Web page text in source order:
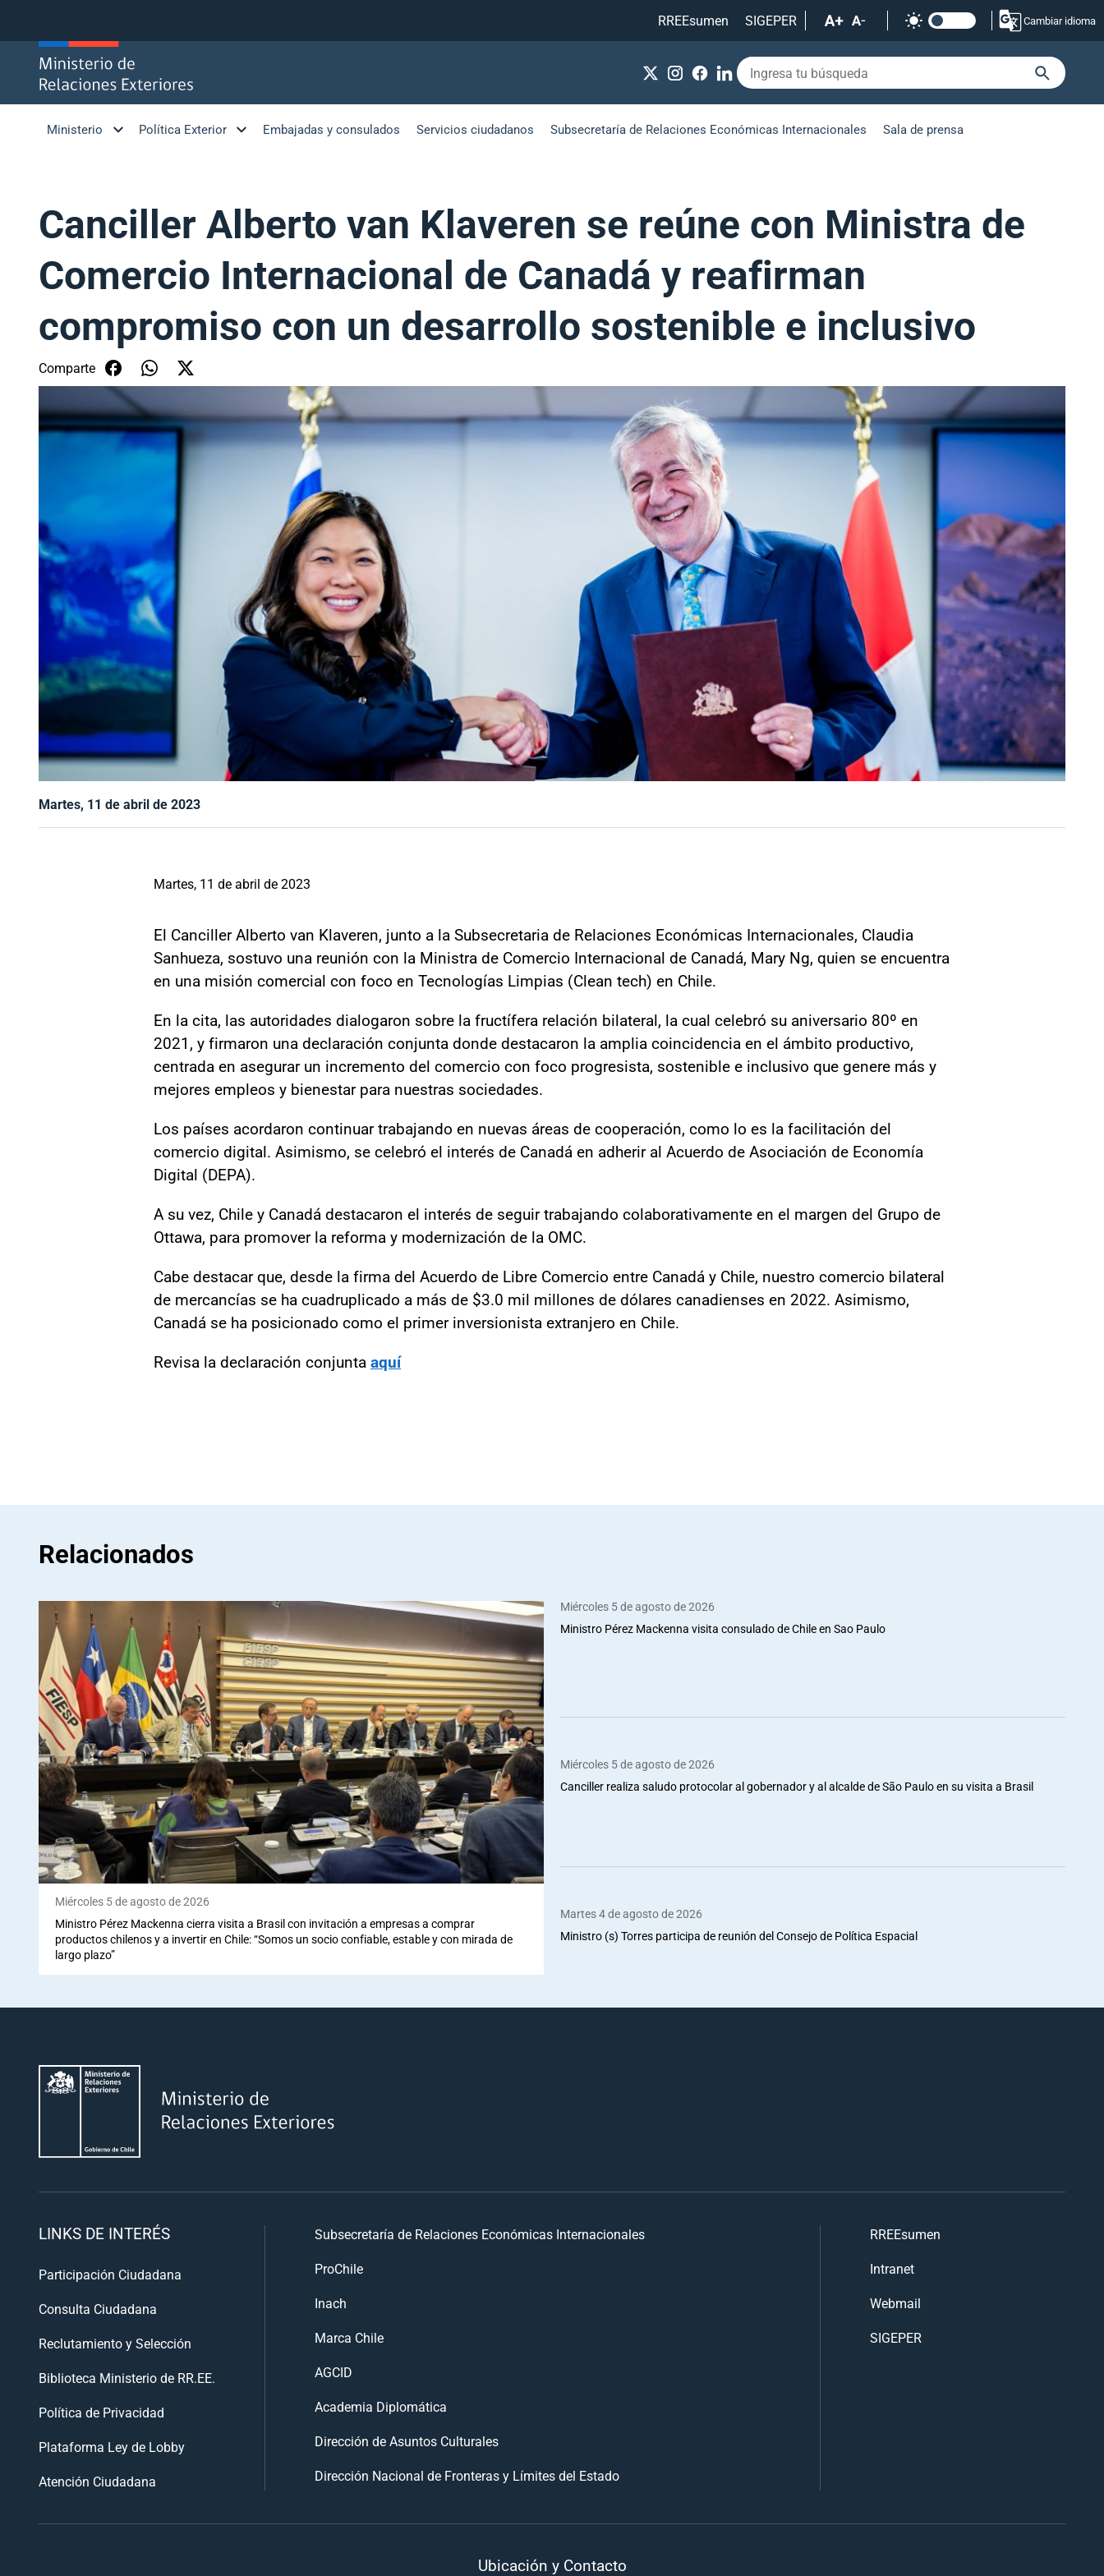
RREEsumen
SIGEPER Cambiar idioma
Ministerio Política Exterior Embajadas y consulados Servicios ciudadanos Subsecretaría de Relaciones Económicas Internacionales Sala de prensa
Canciller Alberto van Klaveren se reúne con Ministra de
Comercio Internacional de Canadá y reafirman
compromiso con un desarrollo sostenible e inclusivo
Comparte
Martes, 11 de abril de 2023
Martes, 11 de abril de 2023
El Canciller Alberto van Klaveren, junto a la Subsecretaria de Relaciones Económicas Internacionales, Claudia
Sanhueza, sostuvo una reunión con la Ministra de Comercio Internacional de Canadá, Mary Ng, quien se encuentra
en una misión comercial con foco en Tecnologías Limpias (Clean tech) en Chile.
En la cita, las autoridades dialogaron sobre la fructífera relación bilateral, la cual celebró su aniversario 80º en
2021, y firmaron una declaración conjunta donde destacaron la amplia coincidencia en el ámbito productivo,
centrada en asegurar un incremento del comercio con foco progresista, sostenible e inclusivo que genere más y
mejores empleos y bienestar para nuestras sociedades.
Los países acordaron continuar trabajando en nuevas áreas de cooperación, como lo es la facilitación del
comercio digital. Asimismo, se celebró el interés de Canadá en adherir al Acuerdo de Asociación de Economía
Digital (DEPA).
A su vez, Chile y Canadá destacaron el interés de seguir trabajando colaborativamente en el margen del Grupo de
Ottawa, para promover la reforma y modernización de la OMC.
Cabe destacar que, desde la firma del Acuerdo de Libre Comercio entre Canadá y Chile, nuestro comercio bilateral
de mercancías se ha cuadruplicado a más de $3.0 mil millones de dólares canadienses en 2022. Asimismo,
Canadá se ha posicionado como el primer inversionista extranjero en Chile.
Revisa la declaración conjunta aquí
Relacionados
Miércoles 5 de agosto de 2026
Ministro Pérez Mackenna cierra visita a Brasil con invitación a empresas a comprar
productos chilenos y a invertir en Chile: “Somos un socio confiable, estable y con mirada de
largo plazo”
Miércoles 5 de agosto de 2026
Ministro Pérez Mackenna visita consulado de Chile en Sao Paulo
Miércoles 5 de agosto de 2026
Canciller realiza saludo protocolar al gobernador y al alcalde de São Paulo en su visita a Brasil
Martes 4 de agosto de 2026
Ministro (s) Torres participa de reunión del Consejo de Política Espacial
LINKS DE INTERÉS
Participación Ciudadana
Consulta Ciudadana
Reclutamiento y Selección
Biblioteca Ministerio de RR.EE.
Política de Privacidad
Plataforma Ley de Lobby
Atención Ciudadana
Subsecretaría de Relaciones Económicas Internacionales
ProChile
Inach
Marca Chile
AGCID
Academia Diplomática
Dirección de Asuntos Culturales
Dirección Nacional de Fronteras y Límites del Estado
RREEsumen
Intranet
Webmail
SIGEPER
Ubicación y Contacto